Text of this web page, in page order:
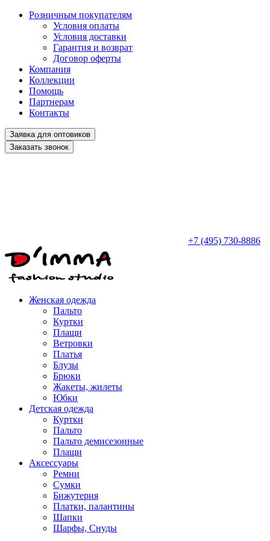
Розничным покупателям
Условия оплаты
Условия доставки
Гарантия и возврат
Договор оферты
Компания
Коллекции
Помощь
Партнерам
Контакты
Заявка для оптовиков
Заказать звонок
+7 (495) 730-8886
Женская одежда
Пальто
Куртки
Плащи
Ветровки
Платья
Блузы
Брюки
Жакеты, жилеты
Юбки
Детская одежда
Куртки
Пальто
Пальто демисезонные
Плащи
Аксессуары
Ремни
Сумки
Бижутерия
Платки, палантины
Шапки
Шарфы, Снуды